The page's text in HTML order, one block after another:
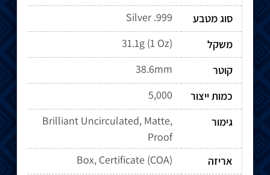
סוג מטבע
Silver .999
משקל
31.1g (1 Oz)
קוטר
38.6mm
כמות ייצור
5,000
גימור
Brilliant Uncirculated, Matte,
Proof
אריזה
Box, Certificate (COA)